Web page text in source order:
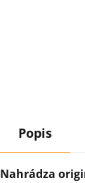
Popis
Nahrádza